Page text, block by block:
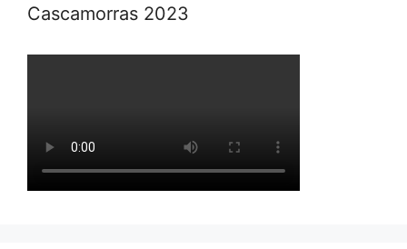
Cascamorras 2023